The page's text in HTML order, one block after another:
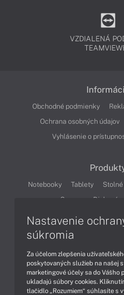
VZDIALENÁ
Obchodné podmienky
Ochrana osobných údajov
Vyhlásenie o
Notebooky Tablety
Servery
Diskové
Videá
Nastavenie
súkromia
Za účelom zlepšenia
poskytovaných služieb na našej
marketingové účely sa do Vášho
ukladajú súbory cookies.
tlačidlo „Rozumiem“ súhlasíte s